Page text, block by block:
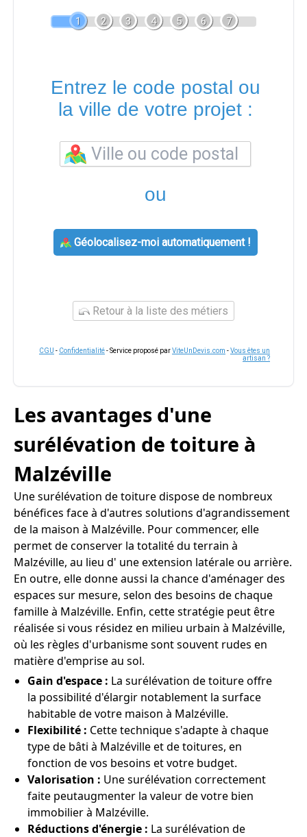
1 2 3 4 5 6 7
Entrez le code postal ou
la ville de votre projet :
ou
Géolocalisez-moi automatiquement !
Retour à la liste des métiers
CGU - Confidentialité- Service proposé parViteUnDevis.com -Vous êtes un
artisan ?
Les avantages d'une
surélévation de toiture à
Malzéville
Une surélévation de toiture dispose de nombreux
bénéfices face à d'autres solutions d'agrandissement
de la maison à Malzéville. Pour commencer, elle
permet de conserver la totalité du terrain à
Malzéville, au lieu d' une extension latérale ou arrière.
En outre, elle donne aussi la chance d'aménager des
espaces sur mesure, selon des besoins de chaque
famille à Malzéville. Enfin, cette stratégie peut être
réalisée si vous résidez en milieu urbain à Malzéville,
où les règles d'urbanisme sont souvent rudes en
matière d'emprise au sol.
Gain d'espace : La surélévation de toiture offre
la possibilité d'élargir notablement la surface
habitable de votre maison à Malzéville.
Flexibilité : Cette technique s'adapte à chaque
type de bâti à Malzéville et de toitures, en
fonction de vos besoins et votre budget.
Valorisation : Une surélévation correctement
faite peutaugmenter la valeur de votre bien
immobilier à Malzéville.
Réductions d'énergie : La surélévation de